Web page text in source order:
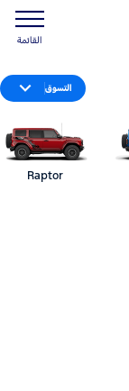
القائمة
التسوق
Raptor